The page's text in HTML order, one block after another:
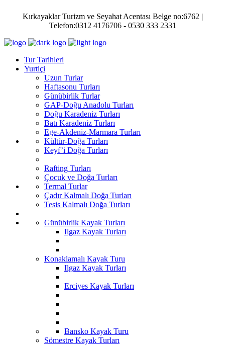
Kırkayaklar Turizm ve Seyahat Acentası Belge no:6762 |
Telefon:0312 4176706 - 0530 333 2331
Tur Tarihleri
Yurtiçi
Uzun Turlar
Haftasonu Turları
Günübirlik Turlar
GAP-Doğu Anadolu Turları
Doğu Karadeniz Turları
Batı Karadeniz Turları
Ege-Akdeniz-Marmara Turları
Kültür-Doğa Turları
Keyf’i Doğa Turları
Rafting Turları
Çocuk ve Doğa Turları
Termal Turlar
Çadır Kalmalı Doğa Turları
Tesis Kalmalı Doğa Turları
Günübirlik Kayak Turları
Ilgaz Kayak Turları
Konaklamalı Kayak Turu
Ilgaz Kayak Turları
Erciyes Kayak Turları
Bansko Kayak Turu
Sömestre Kayak Turları